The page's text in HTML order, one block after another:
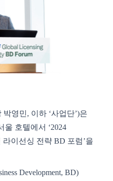
박영민, 이하 ‘사업단’)은
울 호텔에서 ‘2024
라이선싱 전략 BD 포럼’을
Development, BD)